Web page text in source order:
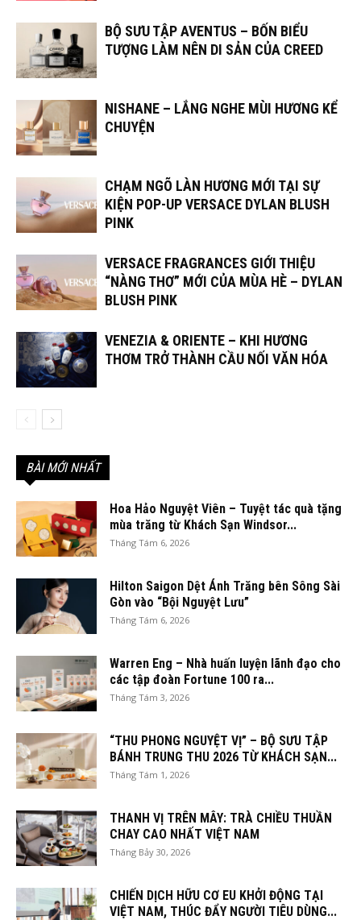
BỘ SƯU TẬP AVENTUS – BỐN BIỂU
TƯỢNG LÀM NÊN DI SẢN CỦA CREED
NISHANE – LẮNG NGHE MÙI HƯƠNG KỂ
CHUYỆN
CHẠM NGÕ LÀN HƯƠNG MỚI TẠI SỰ
KIỆN POP-UP VERSACE DYLAN BLUSH
PINK
VERSACE FRAGRANCES GIỚI THIỆU
“NÀNG THƠ” MỚI CỦA MÙA HÈ – DYLAN
BLUSH PINK
VENEZIA & ORIENTE – KHI HƯƠNG
THƠM TRỞ THÀNH CẦU NỐI VĂN HÓA
BÀI MỚI NHẤT
Hoa Hảo Nguyệt Viên – Tuyệt tác quà tặng
mùa trăng từ Khách Sạn Windsor...
Tháng Tám 6, 2026
Hilton Saigon Dệt Ánh Trăng bên Sông Sài
Gòn vào “Bội Nguyệt Lưu”
Tháng Tám 6, 2026
Warren Eng – Nhà huấn luyện lãnh đạo cho
các tập đoàn Fortune 100 ra...
Tháng Tám 3, 2026
“THU PHONG NGUYỆT VỊ” – BỘ SƯU TẬP
BÁNH TRUNG THU 2026 TỪ KHÁCH SẠN...
Tháng Tám 1, 2026
THANH VỊ TRÊN MÂY: TRÀ CHIỀU THUẦN
CHAY CAO NHẤT VIỆT NAM
Tháng Bảy 30, 2026
CHIẾN DỊCH HỮU CƠ EU KHỞI ĐỘNG TẠI
VIỆT NAM, THÚC ĐẨY NGƯỜI TIÊU DÙNG...